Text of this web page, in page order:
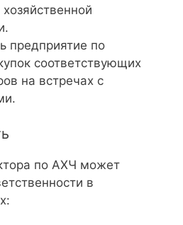
предприятие по
соответствующих
на встречах с
по АХЧ может
в